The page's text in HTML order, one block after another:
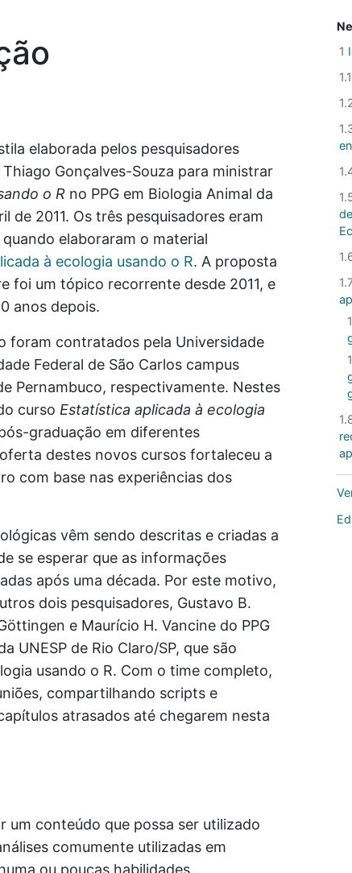
elaborada pelos pesquisadores
Gonçalves-Souza para ministrar
o R no PPG em Biologia Animal da
de 2011. Os três pesquisadores eram
elaboraram o material
à ecologia usando o R. A proposta
foi um tópico recorrente desde 2011, e
anos depois.
foram contratados pela Universidade
Federal de São Carlos campus
Pernambuco, respectivamente. Nestes
curso Estatística aplicada à ecologia
graduação em diferentes
destes novos cursos fortaleceu a
com base nas experiências dos
vêm sendo descritas e criadas a
se esperar que as informações
após uma década. Por este motivo,
dois pesquisadores, Gustavo B.
e Maurício H. Vancine do PPG
UNESP de Rio Claro/SP, que são
usando o R. Com o time completo,
compartilhando scripts e
atrasados até chegarem nesta
um conteúdo que possa ser utilizado
comumente utilizadas em
ou poucas habilidades
1
1.1